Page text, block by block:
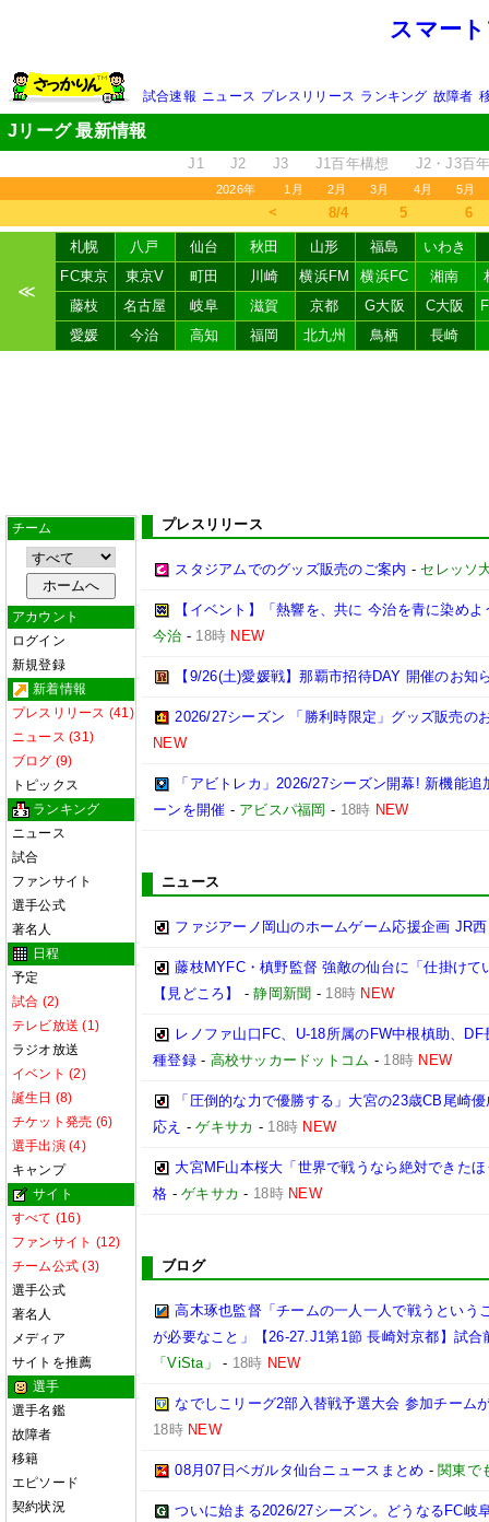
スマー
試合速報 ニュース プレスリリース ランキング 故障者
Jリーグ 最新情報
J1 J2 J3 J1百年構想 J2・J3百
2026年 1月 2月 3月 4月 5月
＜ 8/4 5 6
≪
札幌 八戸 仙台 秋田 山形 福島
いわき
FC東京
東京V 町田 川崎 横浜FM 横浜FC 湘南
藤枝
名古屋 岐阜 滋賀 京都 G大阪 C大阪
愛媛
今治 高知 福岡 北九州 鳥栖 長崎
チーム
アカウント
ログイン
新規登録
新着情報
プレスリリース (41)
ニュース (31)
ブログ (9)
トピックス
ランキング
ニュース
試合
ファンサイト
選手公式
著名人
日程
予定
試合 (2)
テレビ放送 (1)
ラジオ放送
イベント (2)
誕生日 (8)
チケット発売 (6)
選手出演 (4)
キャンプ
サイト
すべて (16)
ファンサイト (12)
チーム公式 (3)
選手公式
著名人
メディア
サイトを推薦
選手
選手名鑑
故障者
移籍
エピソード
契約状況
プレスリリース
スタジアムでのグッズ販売のご案内 - セレッソ
【イベント】「熱響を、共に 今治を青に染め
今治 - 18時 NEW
【9/26(土)愛媛戦】那覇市招待DAY 開催のお知
2026/27シーズン 「勝利時限定」グッズ販売の
NEW
「アビトレカ」2026/27シーズン開幕! 新機能
ーンを開催 - アビスパ福岡 - 18時 NEW
ニュース
ファジアーノ岡山のホームゲーム応援企画 JR
藤枝MYFC・槙野監督 強敵の仙台に「仕掛け
【見どころ】
-静岡新聞 - 18時 NEW
レノファ山口FC、U-18所属のFW中根槙助、
種登録- 高校サッカードットコム - 18時 NEW
「圧倒的な力で優勝する」大宮の23歳CB尾崎
応え -ゲキサカ - 18時 NEW
大宮MF山本桜大「世界で戦うなら絶対できた
格 -ゲキサカ - 18時 NEW
ブログ
高木琢也監督「チームの一人一人で戦うという
が必要なこと」【26-27.J1第1節 長崎対京都】試合
「ViSta」
- 18時 NEW
なでしこリーグ2部入替戦予選大会 参加チーム
18時 NEW
08月07日ベガルタ仙台ニュースまとめ - 関東で
ついに始まる2026/27シーズン。どうなるFC岐